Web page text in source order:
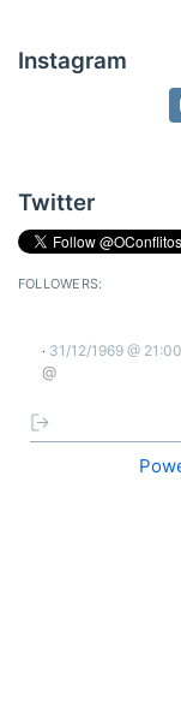
Instagram
Twitter
FOLLOWERS:
· 31/12/1969 @ 21:00
@